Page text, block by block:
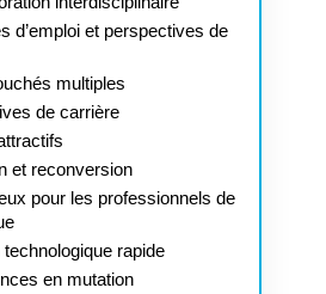
d’emploi et perspectives de
multiples
de carrière
et reconversion
pour les professionnels de
technologique rapide
en mutation